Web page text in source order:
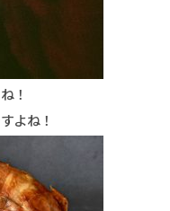
！
よね！